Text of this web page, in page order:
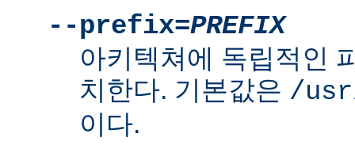
--prefix=PREFIX
아키텍쳐에 독립적인
치한다. 기본값은 /
이다.